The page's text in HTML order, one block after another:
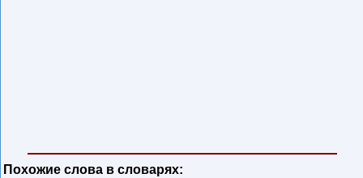
Похожие слова в словарях: